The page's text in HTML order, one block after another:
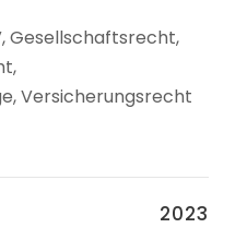
Gesellschaftsrecht,
Versicherungsrecht
2023